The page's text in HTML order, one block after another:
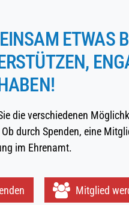
ETWAS
die verschiedenen
durch Spenden, eine
im Ehrenamt.
Mitglied